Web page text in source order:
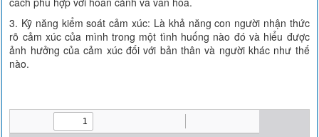
3. Kỹ năng kiểm soát cảm xúc: Là khả năng con người nhận thức
rõ cảm xúc của mình trong một tình huống nào đó và hiểu được
ảnh hưởng của cảm xúc đối với bản thân và người khác như thế
nào.